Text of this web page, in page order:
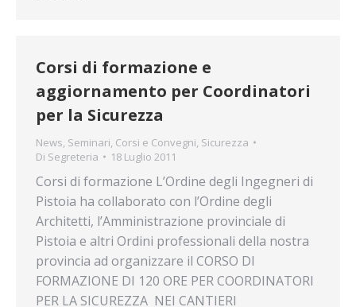
Corsi di formazione e
aggiornamento per Coordinatori
per la Sicurezza
News, Seminari, Corsi e Convegni, Sicurezza
Di Segreteria 18 Luglio 2011
Corsi di formazione L’Ordine degli Ingegneri di
Pistoia ha collaborato con l’Ordine degli
Architetti, l’Amministrazione provinciale di
Pistoia e altri Ordini professionali della nostra
provincia ad organizzare il CORSO DI
FORMAZIONE DI 120 ORE PER COORDINATORI
PER LA SICUREZZA NEI CANTIERI